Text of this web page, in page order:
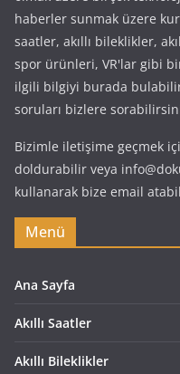
haberler sunmak üzere
saatler, akıllı bileklikler,
spor ürünleri, VR'lar gibi
ilgili bilgiyi burada
soruları bizlere
Bizimle iletişime geçmek
doldurabilir veya
kullanarak bize email
Menü
Ana Sayfa
Akıllı Saatler
Akıllı Bileklikler